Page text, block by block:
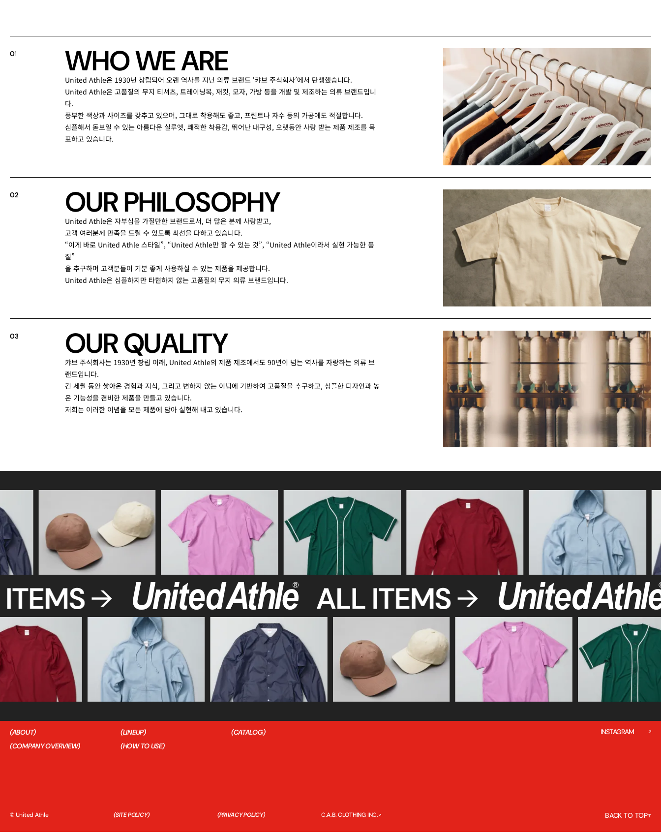
01 WHOWEARE
United Athle은 1930년 창립되어 오랜 역사를 지닌 의류 브랜드 ‘캬브 주식회사’에서 탄생했습니다.
United Athle은 고품질의 무지 티셔츠, 트레이닝복, 재킷, 모자, 가방 등을 개발 및 제조하는 의류 브랜드입니
다.
풍부한 색상과 사이즈를 갖추고 있으며, 그대로 착용해도 좋고, 프린트나 자수 등의 가공에도 적절합니다.
심플해서 돋보일 수 있는 아름다운 실루엣, 쾌적한 착용감, 뛰어난 내구성, 오랫동안 사랑 받는 제품 제조를 목
표하고 있습니다.
02 OURPHILOSOPHY
United Athle은 자부심을 가질만한 브랜드로서, 더 많은 분께 사랑받고,
고객 여러분께 만족을 드릴 수 있도록 최선을 다하고 있습니다.
“이게 바로 United Athle 스타일”, “United Athle만 할 수 있는 것”, “United Athle이라서 실현 가능한 품
질”
을 추구하며 고객분들이 기분 좋게 사용하실 수 있는 제품을 제공합니다.
United Athle은 심플하지만 타협하지 않는 고품질의 무지 의류 브랜드입니다.
03 OURQUALITY
캬브 주식회사는 1930년 창립 이래, United Athle의 제품 제조에서도 90년이 넘는 역사를 자랑하는 의류 브
랜드입니다.
긴 세월 동안 쌓아온 경험과 지식, 그리고 변하지 않는 이념에 기반하여 고품질을 추구하고, 심플한 디자인과 높
은 기능성을 겸비한 제품을 만들고 있습니다.
저희는 이러한 이념을 모든 제품에 담아 실현해 내고 있습니다.
(CONTACT) FOR BUSINESS판매・거래를 희망하시는 분들께
B2B(기업 간 거래)
(ABOUT) (LINEUP)
(CATALOG)
(COMPANY OVERVIEW)
(HOW TO USE)
INSTAGRAM
© United Athle (SITE POLICY) (PRIVACY POLICY) C.A.B. CLOTHING INC. BACK TO TOP